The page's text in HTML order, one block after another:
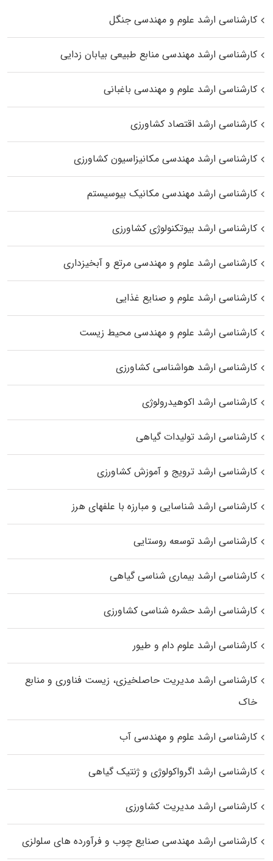
کارشناسی ارشد علوم و مهندسی جنگل
کارشناسی ارشد مهندسی منابع طبیعی بیابان زدایی
کارشناسی ارشد علوم و مهندسی باغبانی
کارشناسی ارشد اقتصاد کشاورزی
کارشناسی ارشد مهندسی مکانیزاسیون کشاورزی
کارشناسی ارشد مهندسی مکانیک بیوسیستم
کارشناسی ارشد بیوتکنولوژی کشاورزی
کارشناسی ارشد علوم و مهندسی مرتع و آبخیزداری
کارشناسی ارشد علوم و صنایع غذایی
کارشناسی ارشد علوم و مهندسی محیط زیست
کارشناسی ارشد هواشناسی کشاورزی
کارشناسی ارشد اکوهیدرولوژی
کارشناسی ارشد تولیدات گیاهی
کارشناسی ارشد ترویج و آموزش کشاورزی
کارشناسی ارشد شناسایی و مبارزه با علفهای هرز
کارشناسی ارشد توسعه روستایی
کارشناسی ارشد بیماری‌ شناسی گیاهی
کارشناسی ارشد حشره‌ شناسی کشاورزی
کارشناسی ارشد علوم دام و طیور
کارشناسی ارشد مدیریت حاصلخیزی، زیست فناوری و منابع
خاک
کارشناسی ارشد علوم و مهندسی آب
کارشناسی ارشد اگرواکولوژی و ژنتیک گیاهی
کارشناسی ارشد مدیریت کشاورزی
کارشناسی ارشد مهندسی صنایع چوب و فرآورده‌ های سلولزی